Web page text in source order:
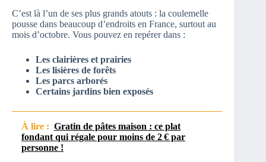
C’est là l’un de ses plus grands atouts : la coulemelle
pousse dans beaucoup d’endroits en France, surtout au
mois d’octobre. Vous pouvez en repérer dans :
Les clairières et prairies
Les lisières de forêts
Les parcs arborés
Certains jardins bien exposés
À lire : Gratin de pâtes maison : ce plat
fondant qui régale pour moins de 2 € par
personne !